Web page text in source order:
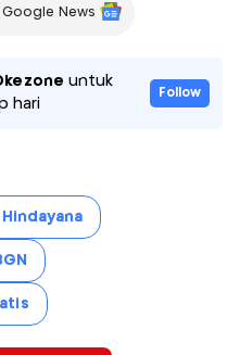
News
untuk
hari
Follow
Hindayana